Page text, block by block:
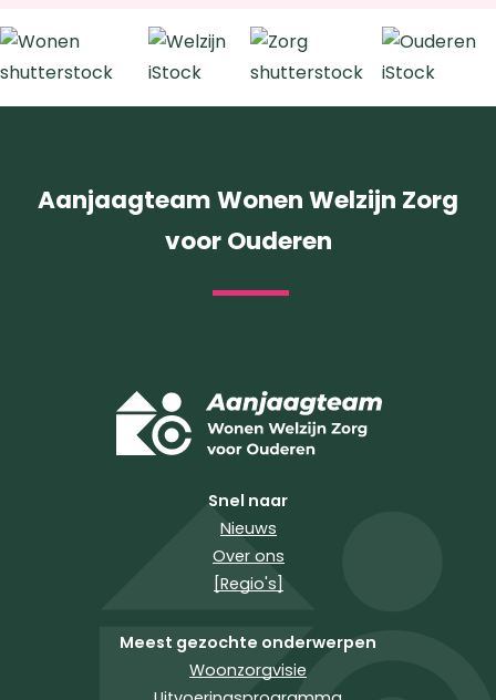
Aanjaagteam Wonen Welzijn Zorg
voor Ouderen
Snel naar
Nieuws
Over ons
[Regio's]
Meest gezochte onderwerpen
Woonzorgvisie